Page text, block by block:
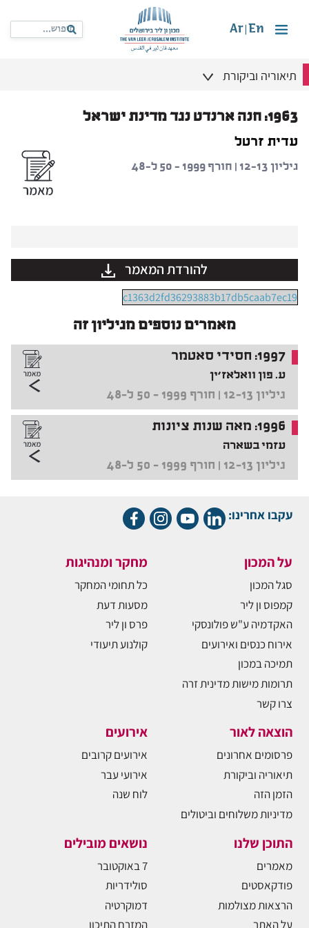
En
Ar
תיאוריה וביקורת
1963: חנה ארנדט נגד מדינת ישראל
עדית זרטל
גיליון 12-13 | חורף 1999 – 50 ל-48
להורדת המאמר
c1363d2fd36293883b17db5caab7ec19
מאמרים נוספים מגיליון זה
1997: חסידי סאטמר
ע. פון וואלאז'ין
גיליון 12-13 | חורף 1999 – 50 ל-48
1996: מאה שנות ציונות
עזמי בשארה
גיליון 12-13 | חורף 1999 – 50 ל-48
עקבו אחרינו:
על המכון
סגל המכון
קמפוס ון ליר
האקדמיה ע"ש פולונסקי
אירוח כנסים ואירועים
תמיכה במכון
תרומות מישות מדינית זרה
צרו קשר
מחקר ומנהיגות
כל תחומי המחקר
מסעות דעת
פרס ון ליר
קולנוע תיעודי
הוצאה לאור
פרסומים אחרונים
תיאוריה וביקורת
הזמן הזה
מדיניות משלוחים וביטולים
אירועים
אירועים קרובים
אירועי עבר
לוח שנה
התוכן שלנו
מאמרים
פודקאסטים
הרצאות מצולמות
על האתר
נושאים מובילים
7 באוקטובר
סולידריות
דמוקרטיה
המזרח התיכון